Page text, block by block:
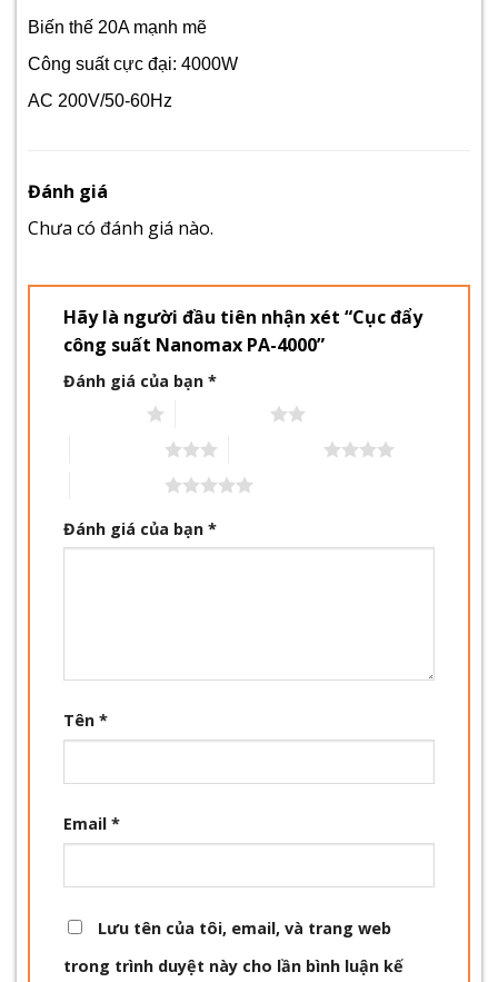
Biến thế 20A mạnh mẽ
Công suất cực đại: 4000W
AC 200V/50-60Hz
Đánh giá
Chưa có đánh giá nào.
Hãy là người đầu tiên nhận xét “Cục đẩy
công suất Nanomax PA-4000”
Đánh giá của bạn *
Đánh giá của bạn *
Tên *
Email *
Lưu tên của tôi, email, và trang web
trong trình duyệt này cho lần bình luận kế